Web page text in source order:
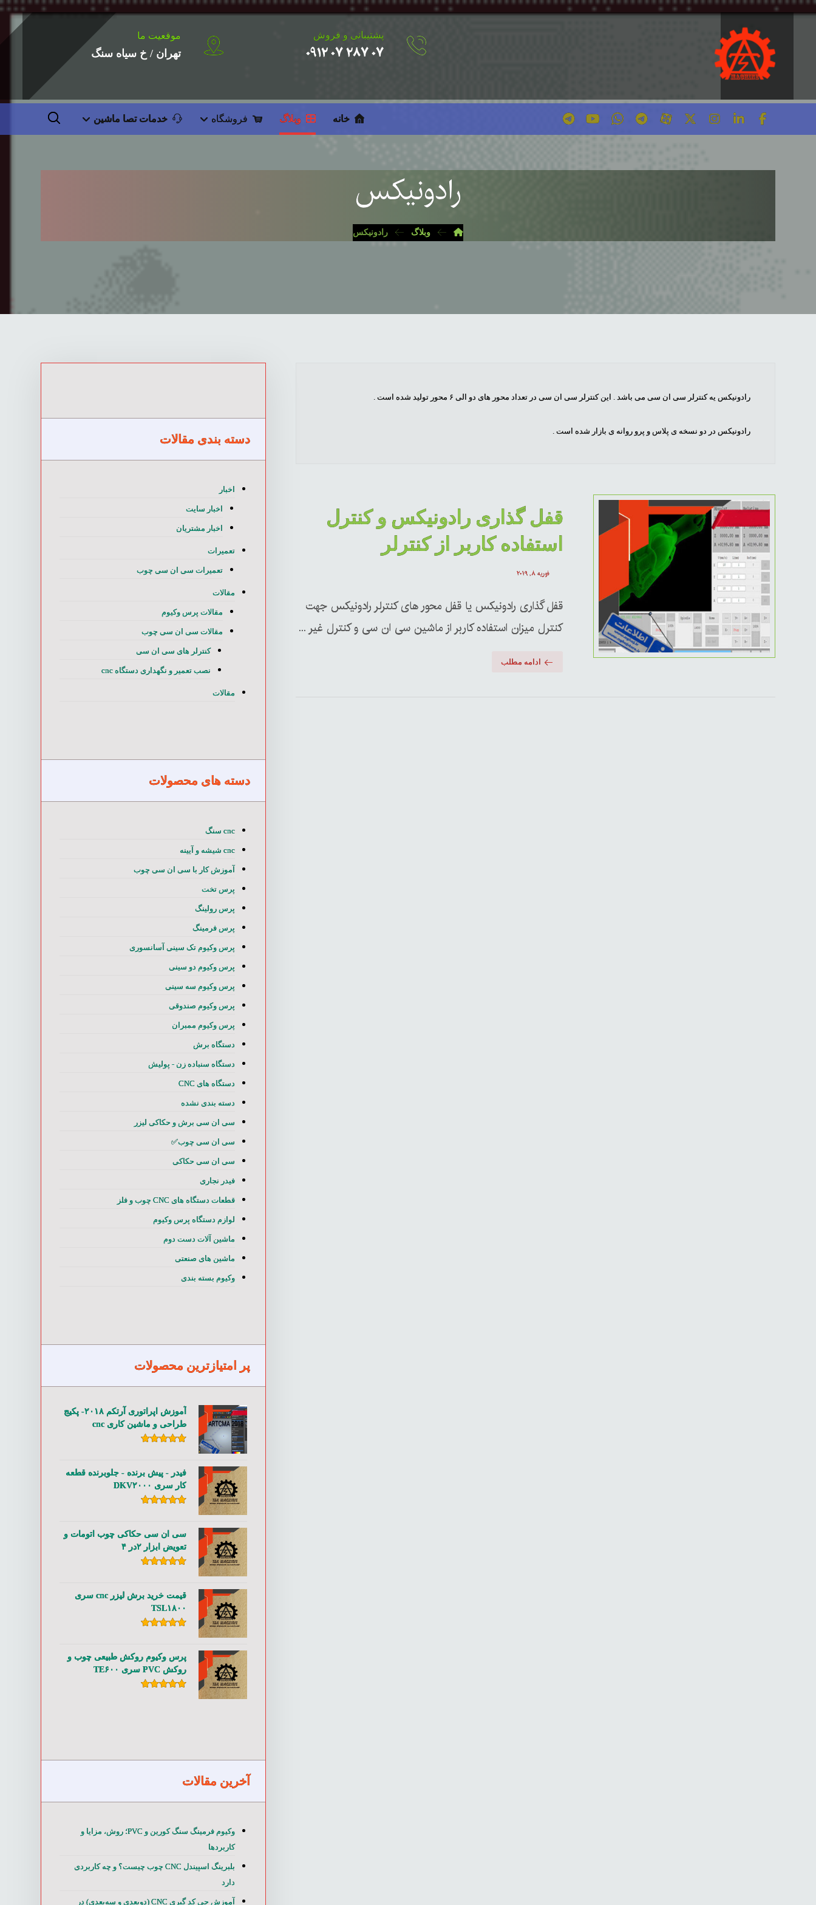
پشتیبانی و فروش
۰۷ ۲۸۷ ۰۷ ۰۹۱۲
موقعیت ما
تهران / خ سیاه سنگ
خانه وبلاگ فروشگاه خدمات تصا ماشین
رادونیکس
وبلاگ رادونیکس
رادونیکس یه کنترلر سی ان سی می باشد . این کنترلر سی ان سی در تعداد محور های دو الی ۶ محور تولید شده است .
رادونیکس در دو نسخه ی پلاس و پرو روانه ی بازار شده است .
قفل گذاری رادونیکس و کنترل
استفاده کاربر از کنترلر
فوریه ۸, ۲۰۱۹
قفل گذاری رادونیکس یا قفل محور های کنترلر رادونیکس جهت
کنترل میزان استفاده کاربر از ماشین سی ان سی و کنترل غیر ...
ادامه مطلب
دسته بندی مقالات
اخبار
اخبار سایت
اخبار مشتریان
تعمیرات
تعمیرات سی ان سی چوب
مقالات
مقالات پرس وکیوم
مقالات سی ان سی چوب
کنترلر های سی ان سی
نصب تعمیر و نگهداری دستگاه cnc
مقالات
دسته های محصولات
cnc سنگ
cnc شیشه و آیینه
آموزش کار با سی ان سی چوب
پرس تخت
پرس رولینگ
پرس فرمینگ
پرس وکیوم تک سینی آسانسوری
پرس وکیوم دو سینی
پرس وکیوم سه سینی
پرس وکیوم صندوقی
پرس وکیوم ممبران
دستگاه برش
دستگاه سنباده زن - پولیش
دستگاه های CNC
دسته بندی نشده
سی ان سی برش و حکاکی لیزر
سی ان سی چوب✅
سی ان سی حکاکی
فیدر نجاری
قطعات دستگاه های CNC چوب و فلز
لوازم دستگاه پرس وکیوم
ماشین آلات دست دوم
ماشین های صنعتی
وکیوم بسته بندی
پر امتیازترین محصولات
آموزش اپراتوری آرتکم ۲۰۱۸- پکیج
طراحی و ماشین کاری cnc
فیدر - پیش برنده - جلوبرنده قطعه
کار سری DKV۲۰۰۰
سی ان سی حکاکی چوب اتومات و
تعویض ابزار ۲در ۴
قیمت خرید برش لیزر cnc سری
TSL۱۸۰۰
پرس وکیوم روکش طبیعی چوب و
روکش PVC سری TE۶۰۰
آخرین مقالات
وکیوم فرمینگ سنگ کورین و PVC؛ روش، مزایا و
کاربردها
بلبرینگ اسپیندل CNC چوب چیست؟ و چه کاربردی
دارد
آموزش جی کد گیری CNC (دوبعدی و سه‌بعدی) در